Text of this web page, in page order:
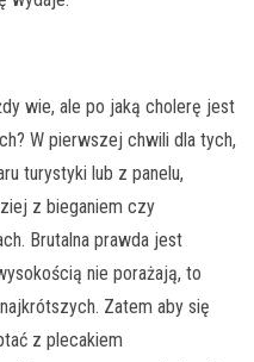
wie, ale po jaką cholerę jest
W pierwszej chwili dla tych,
turystyki lub z panelu,
z bieganiem czy
Brutalna prawda jest
nie porażają, to
Zatem aby się
z plecakiem